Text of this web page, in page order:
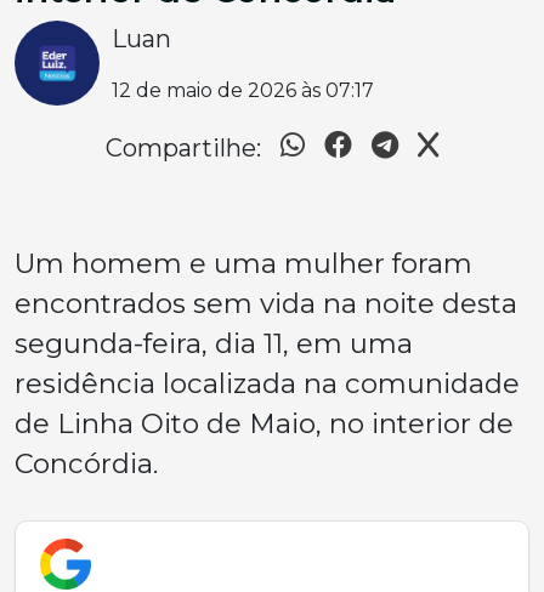
Luan
12 de maio de 2026 às 07:17
Compartilhe:
Um homem e uma mulher foram
encontrados sem vida na noite desta
segunda-feira, dia 11, em uma
residência localizada na comunidade
de Linha Oito de Maio, no interior de
Concórdia.